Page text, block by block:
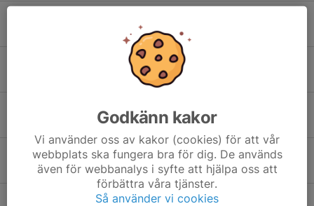
0
Medlemsavgifter 2026
2
13 apr, 20:48 0
Rabatt på Intersport
8 apr, 21:15 0
ANMÄLAN ÖPPEN!
Godkänn kakor
Vi använder oss av kakor (cookies) för att vår
webbplats ska fungera bra för dig. De används
även för webbanalys i syfte att hjälpa oss att
förbättra våra tjänster.
Så använder vi cookies